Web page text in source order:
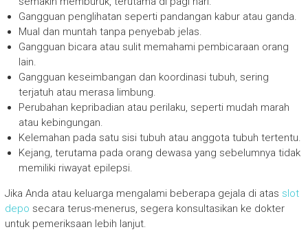
Gangguan penglihatan seperti pandangan kabur atau ganda.
Mual dan muntah tanpa penyebab jelas.
Gangguan bicara atau sulit memahami pembicaraan orang
lain.
Gangguan keseimbangan dan koordinasi tubuh, sering
terjatuh atau merasa limbung.
Perubahan kepribadian atau perilaku, seperti mudah marah
atau kebingungan.
Kelemahan pada satu sisi tubuh atau anggota tubuh tertentu.
Kejang, terutama pada orang dewasa yang sebelumnya tidak
memiliki riwayat epilepsi.
Jika Anda atau keluarga mengalami beberapa gejala di atas slot
depo secara terus-menerus, segera konsultasikan ke dokter
untuk pemeriksaan lebih lanjut.